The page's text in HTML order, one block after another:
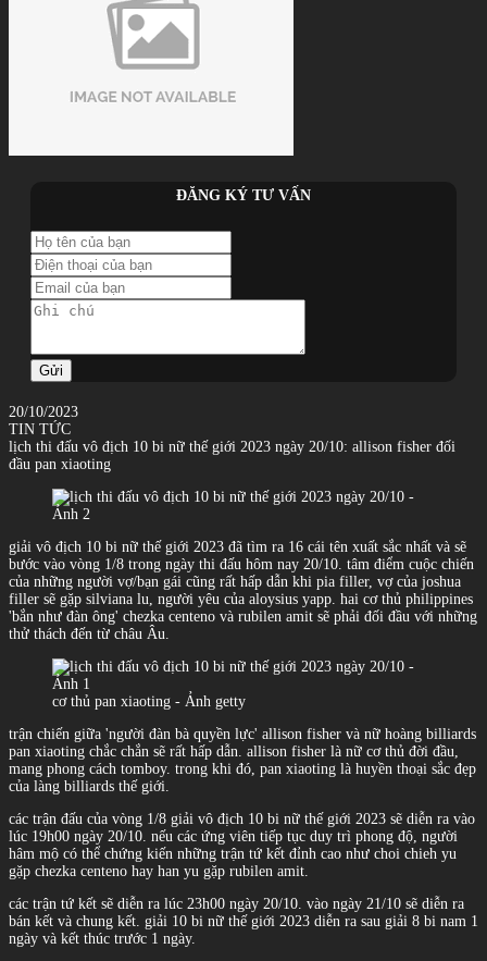
ĐĂNG KÝ TƯ VẤN
Gửi
20/10/2023
TIN TỨC
lịch thi đấu vô địch 10 bi nữ thế giới 2023 ngày 20/10: allison fisher đối
đầu pan xiaoting
giải vô địch 10 bi nữ thế giới 2023 đã tìm ra 16 cái tên xuất sắc nhất và sẽ
bước vào vòng 1/8 trong ngày thi đấu hôm nay 20/10. tâm điểm cuộc chiến
của những người vợ/bạn gái cũng rất hấp dẫn khi pia filler, vợ của joshua
filler sẽ gặp silviana lu, người yêu của aloysius yapp. hai cơ thủ philippines
'bắn như đàn ông' chezka centeno và rubilen amit sẽ phải đối đầu với những
thử thách đến từ châu Âu.
cơ thủ pan xiaoting - Ảnh getty
trận chiến giữa 'người đàn bà quyền lực' allison fisher và nữ hoàng billiards
pan xiaoting chắc chắn sẽ rất hấp dẫn. allison fisher là nữ cơ thủ đời đầu,
mang phong cách tomboy. trong khi đó, pan xiaoting là huyền thoại sắc đẹp
của làng billiards thế giới.
các trận đấu của vòng 1/8 giải vô địch 10 bi nữ thế giới 2023 sẽ diễn ra vào
lúc 19h00 ngày 20/10. nếu các ứng viên tiếp tục duy trì phong độ, người
hâm mộ có thể chứng kiến những trận tứ kết đỉnh cao như choi chieh yu
gặp chezka centeno hay han yu gặp rubilen amit.
các trận tứ kết sẽ diễn ra lúc 23h00 ngày 20/10. vào ngày 21/10 sẽ diễn ra
bán kết và chung kết. giải 10 bi nữ thế giới 2023 diễn ra sau giải 8 bi nam 1
ngày và kết thúc trước 1 ngày.